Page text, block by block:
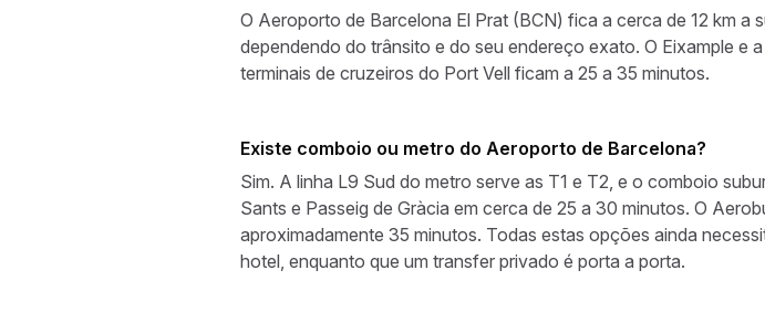
O Aeroporto de Barcelona El Prat (BCN) fica a cerca de 12 km
dependendo do trânsito e do seu endereço exato. O Eixample e
terminais de cruzeiros do Port Vell ficam a 25 a 35 minutos.
Existe comboio ou metro do Aeroporto de Barcelona?
Sim. A linha L9 Sud do metro serve as T1 e T2, e o comboio
Sants e Passeig de Gràcia em cerca de 25 a 30 minutos. O
aproximadamente 35 minutos. Todas estas opções ainda
hotel, enquanto que um transfer privado é porta a porta.